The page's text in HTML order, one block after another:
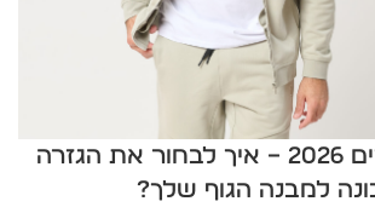
ג'ינסים לגברים 2026 – איך לבחור את הגזרה
למבנה הגוף שלך?